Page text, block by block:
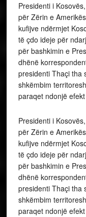
Presidenti i
për Zërin e
kufijve ndërmjet
të çdo ideje për
për bashkimin e
dhënë
presidenti Thaçi tha
shkëmbim
paraqet ndonjë
Presidenti i
për Zërin e
kufijve ndërmjet
të çdo ideje për
për bashkimin e
dhënë
presidenti Thaçi tha
shkëmbim
paraqet ndonjë